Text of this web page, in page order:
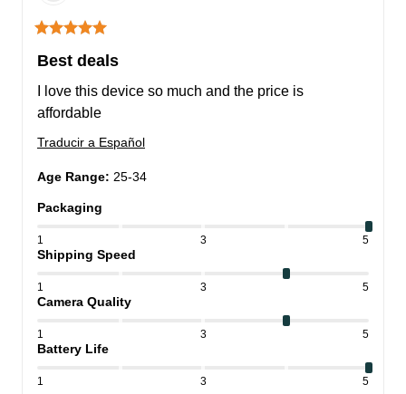
Best deals
I love this device so much and the price is
affordable
Traducir a Español
Age Range: 25-34
Packaging
1 3 5
Shipping Speed
1 3 5
Camera Quality
1 3 5
Battery Life
1 3 5